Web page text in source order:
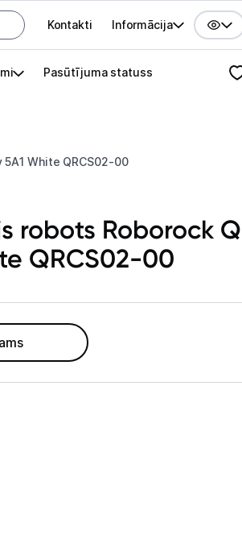
Galvenes izvēlne
Kontakti Informācija
Pasūtījuma statuss
White QRCS02-00
robots Roborock
QRCS02-00